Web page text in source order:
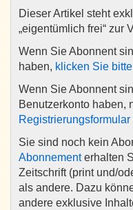
Dieser Artikel steht
„eigentümlich frei“ zur
Wenn Sie Abonnent
haben, klicken Sie
Wenn Sie Abonnent
Benutzerkonto haben,
Sie sind noch kein
Abonnementerhalten
Zeitschrift (print und/
als andere. Dazu
andere exklusive